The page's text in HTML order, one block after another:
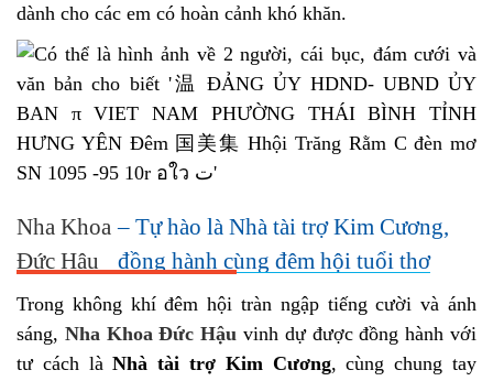
dành cho các em có hoàn cảnh khó khăn.
Nha Khoa
Đức Hậu
– Tự hào là Nhà tài trợ Kim Cương,
đồng hành cùng đêm hội tuổi thơ
Trong không khí đêm hội tràn ngập tiếng cười và ánh
sáng, Nha Khoa Đức Hậu vinh dự được đồng hành với
tư cách làNhà tài trợ Kim Cương, cùng chung tay